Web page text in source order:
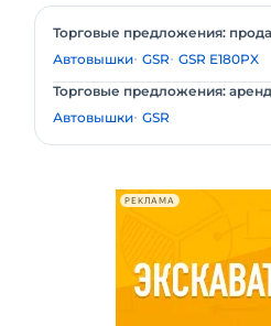
Торговые предложения:
Автовышки GSR GSR E180PX
Торговые предложения:
Автовышки GSR
РЕКЛАМА